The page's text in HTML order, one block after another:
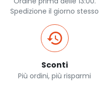
Spedizione il giorno stesso
Sconti
Più ordini, più risparmi